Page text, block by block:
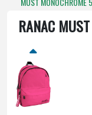
RANAC